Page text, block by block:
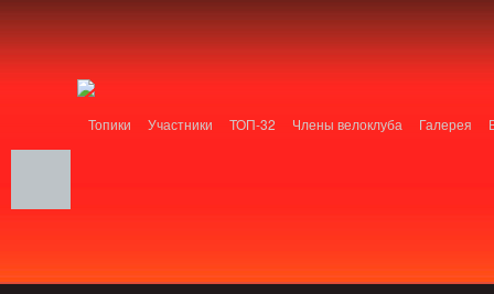
Топики Участники ТОП-32 Члены велоклуба Галерея